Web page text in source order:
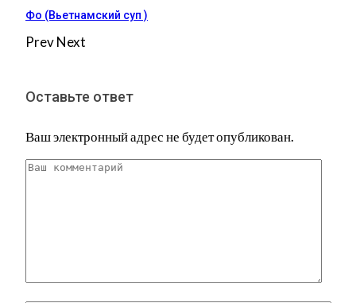
Фо (Вьетнамский суп )
PrevNext
Оставьте ответ
Ваш электронный адрес не будет опубликован.